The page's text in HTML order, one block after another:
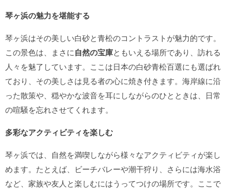
琴ヶ浜の魅力を堪能する
琴ヶ浜はその美しい白砂と青松のコントラストが魅力的です。
この景色は、まさに自然の宝庫ともいえる場所であり、訪れる
人々を魅了しています。ここは日本の白砂青松百選にも選ばれ
ており、その美しさは見る者の心に焼き付きます。海岸線に沿
った散策や、穏やかな波音を耳にしながらのひとときは、日常
の喧騒を忘れさせてくれます。
多彩なアクティビティを楽しむ
琴ヶ浜では、自然を満喫しながら様々なアクティビティが楽し
めます。たとえば、ビーチバレーや潮干狩り、さらには海水浴
など、家族や友人と楽しむにはうってつけの場所です。ここで